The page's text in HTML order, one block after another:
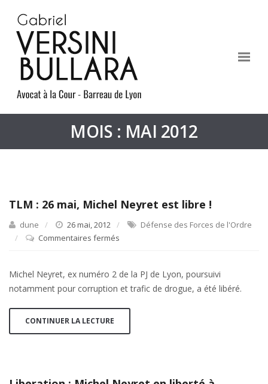
MOIS : MAI 2012
TLM : 26 mai, Michel Neyret est libre !
dune 26 mai, 2012
Défense des Forces de l'Ordre
Commentaires fermés
26
mai,
est
Michel Neyret, ex numéro 2 de la PJ de Lyon, poursuivi
notamment pour corruption et trafic de drogue, a été libéré.
CONTINUER LA LECTURE